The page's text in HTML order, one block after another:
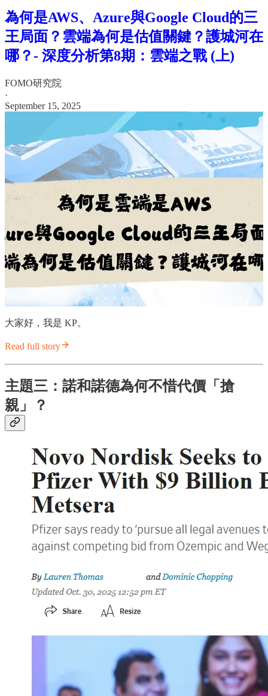
為何是AWS、Azure與Google Cloud的三
王局面？雲端為何是估值關鍵？護城河在
哪？- 深度分析第8期：雲端之戰 (上)
FOMO研究院
·
September 15, 2025
大家好，我是 KP。
Read full story
主題三：諾和諾德為何不惜代價「搶
親」？